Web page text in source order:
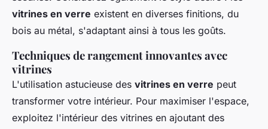
vitrines en verre existent en diverses finitions, du
bois au métal, s'adaptant ainsi à tous les goûts.
Techniques de rangement innovantes avec
vitrines
L'utilisation astucieuse des vitrines en verre peut
transformer votre intérieur. Pour maximiser l'espace,
exploitez l'intérieur des vitrines en ajoutant des